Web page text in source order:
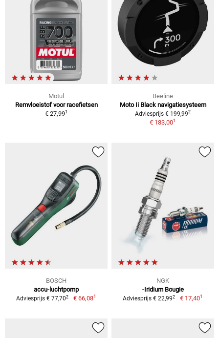
Motul
Remvloeistof voor racefietsen
€ 27,991
Beeline
Moto Ii Black navigatiesysteem
Adviesprijs € 199,992
€ 183,001
BOSCH
accu-luchtpomp
Adviesprijs € 77,702 € 66,081
NGK
-Iridium Bougie
Adviesprijs € 22,992 € 17,401